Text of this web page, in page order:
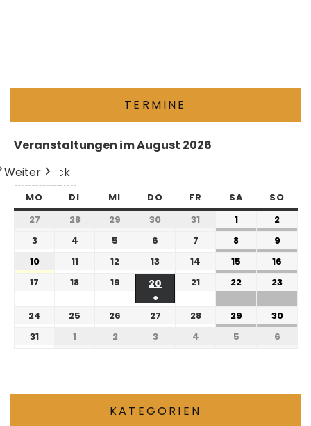
TERMINE
Veranstaltungen im August 2026
Zurück
Heute
Weiter
MO DI MI DO FR SA SO
27 28 29 30 31 1
2
3
4 5 6 7 8
9
10
11 12 13 14 15
16
17
18 19
20
●
21 22 23
24 25 26 27 28 29
30
31
1 2 3 4 5 6
KATEGORIEN